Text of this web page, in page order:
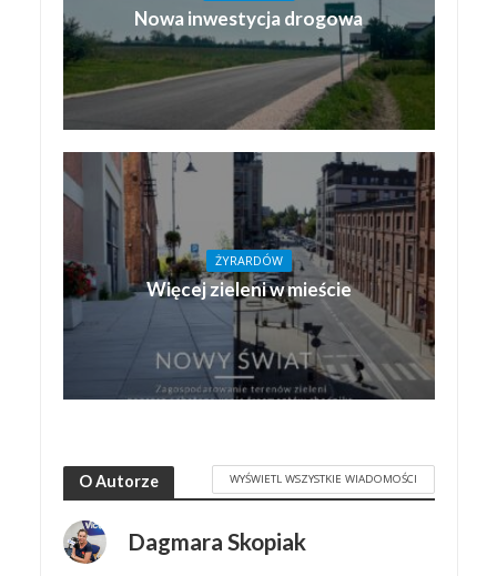
Nowa inwestycja drogowa
ŻYRARDÓW
Więcej zieleni w mieście
O Autorze WYŚWIETL WSZYSTKIE WIADOMOŚCI
Dagmara Skopiak